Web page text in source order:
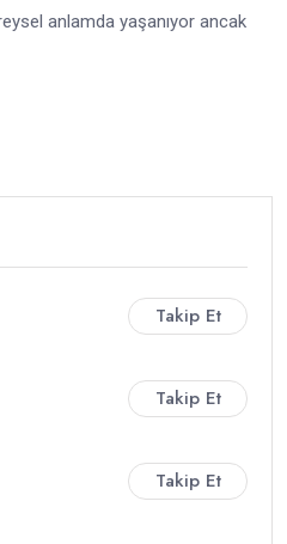
anlamda yaşanıyor ancak
Takip Et
Takip Et
Takip Et